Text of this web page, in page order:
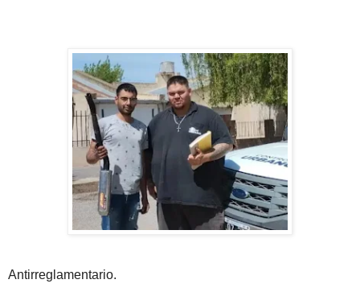
Antirreglamentario.